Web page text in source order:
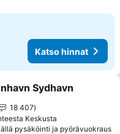
Katso hinnat
suosikkeihin
Sydhavn
18 407
Keskusta
pysäköinti ja pyörävuokraus